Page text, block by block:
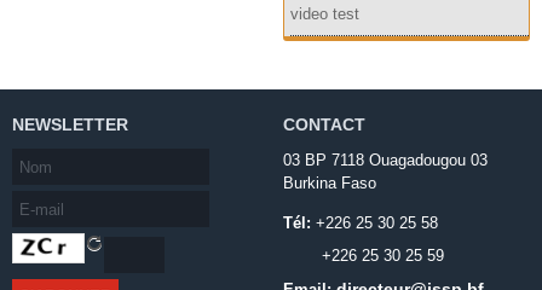
video test
NEWSLETTER CONTACT
03 BP 7118 Ouagadougou 03
Burkina Faso
Tél: +226 25 30 25 58
+226 25 30 25 59